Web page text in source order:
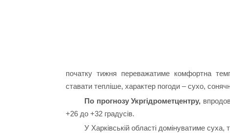
початку тижня переважатиме комфортна
ставати тепліше, характер погоди – сухо,
По прогнозу Укргідрометцентру,
+26 до +32 градусів.
У Харківській області домінуватиме суха,